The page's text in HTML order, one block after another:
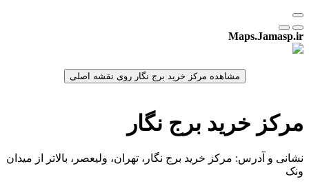
Maps.Jamasp.ir
مرکز خرید برج نگار
نشانی و آدرس: مرکز خرید برج نگار، تهران، ولیعصر، بالاتر از میدان
ونک